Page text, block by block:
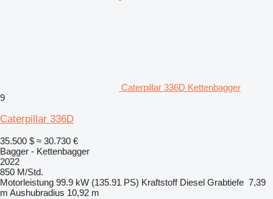
Caterpillar 336D Kettenbagger
9
Caterpillar 336D
35.500 $ ≈ 30.730 €
Bagger - Kettenbagger
2022
850 M/Std.
Motorleistung 99.9 kW (135.91 PS) Kraftstoff Diesel Grabtiefe 7,39
m Aushubradius 10,92 m